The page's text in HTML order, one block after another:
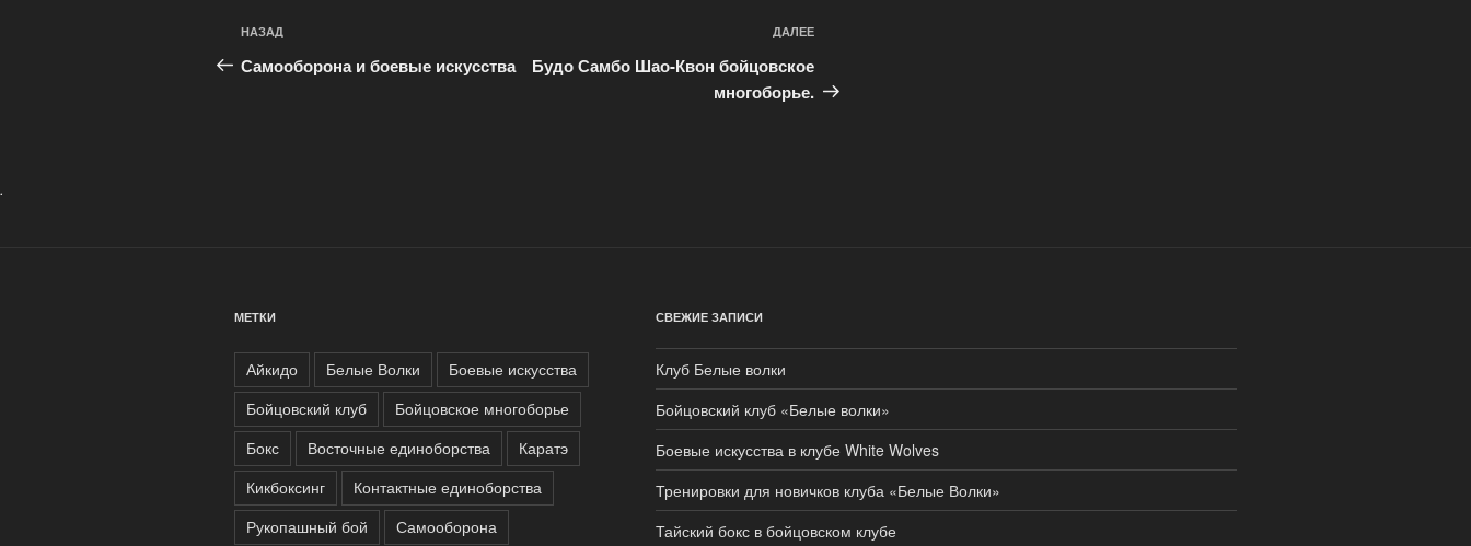
Навигация
по
Предыдущая
запись:
НАЗАД
Самооборона и боевые искусства
ДАЛЕЕ
Будо Самбо Шао-Квон бойцовское
многоборье.
.
МЕТКИ
Айкидо Белые Волки
Боевые искусства
Бойцовский клуб
Бойцовское многоборье
Бокс
Восточные единоборства
Каратэ
Кикбоксинг
Контактные единоборства
Рукопашный бой
Самооборона
СВЕЖИЕ ЗАПИСИ
Клуб Белые волки
Бойцовский клуб «Белые волки»
Боевые искусства в клубе White Wolves
Тренировки для новичков клуба «Белые Волки»
Тайский бокс в бойцовском клубе